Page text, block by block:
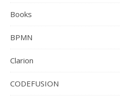
Books
BPMN
Clarion
CODEFUSION